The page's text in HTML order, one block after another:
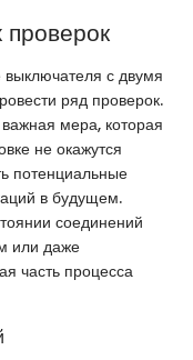
с двумя
ряд проверок.
мера, которая
не окажутся
потенциальные
в будущем.
соединений
или даже
часть процесса